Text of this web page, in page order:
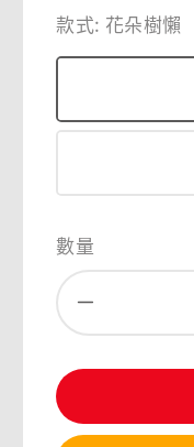
款式: 花朵樹懶
數量